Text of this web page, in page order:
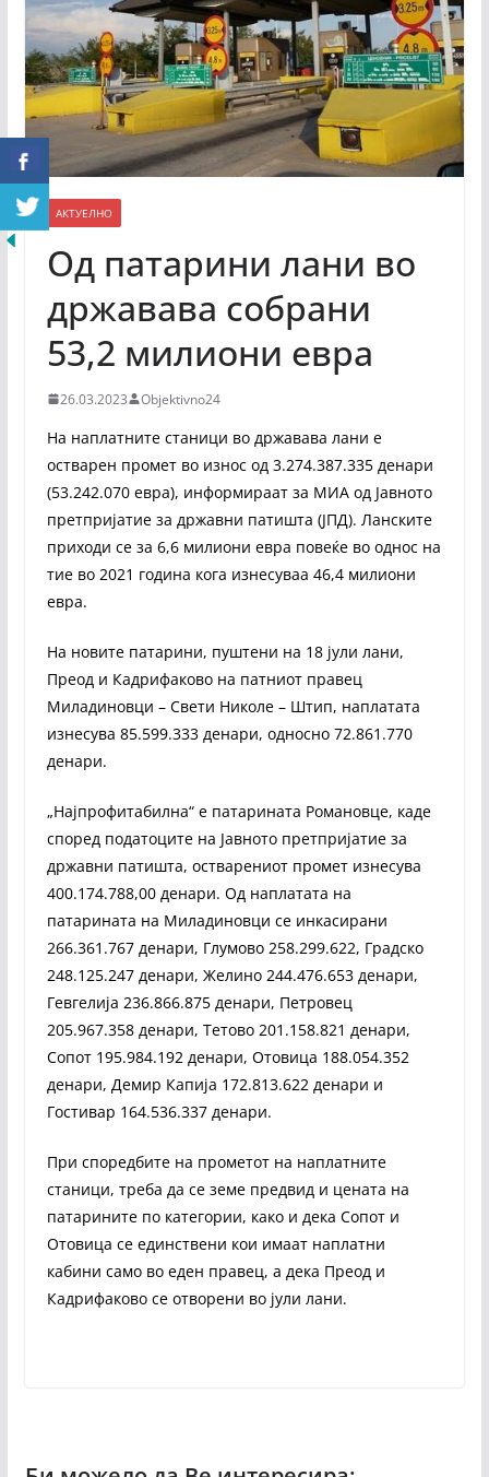
АКТУЕЛНО
Од патарини лани во
државава собрани
53,2 милиони евра
26.03.2023 Objektivno24
На наплатните станици во државава лани е
остварен промет во износ од 3.274.387.335 денари
(53.242.070 евра), информираат за МИА од Јавното
претпријатие за државни патишта (ЈПД). Ланските
приходи се за 6,6 милиони евра повеќе во однос на
тие во 2021 година кога изнесуваа 46,4 милиони
евра.
На новите патарини, пуштени на 18 јули лани,
Преод и Кадрифаково на патниот правец
Миладиновци – Свети Николе – Штип, наплатата
изнесува 85.599.333 денари, односно 72.861.770
денари.
„Најпрофитабилна“ е патарината Романовце, каде
според податоците на Јавното претпријатие за
државни патишта, остварениот промет изнесува
400.174.788,00 денари. Од наплатата на
патарината на Миладиновци се инкасирани
266.361.767 денари, Глумово 258.299.622, Градско
248.125.247 денари, Желино 244.476.653 денари,
Гевгелија 236.866.875 денари, Петровец
205.967.358 денари, Тетово 201.158.821 денари,
Сопот 195.984.192 денари, Отовица 188.054.352
денари, Демир Капија 172.813.622 денари и
Гостивар 164.536.337 денари.
При споредбите на прометот на наплатните
станици, треба да се земе предвид и цената на
патарините по категории, како и дека Сопот и
Отовица се единствени кои имаат наплатни
кабини само во еден правец, а дека Преод и
Кадрифаково се отворени во јули лани.